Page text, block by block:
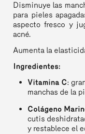
Disminuye las
para pieles
aspecto fresco y
acné.
Aumenta la
Ingredientes:
Vitamina C:
manchas de la
Colágeno
cutis
y restablece el